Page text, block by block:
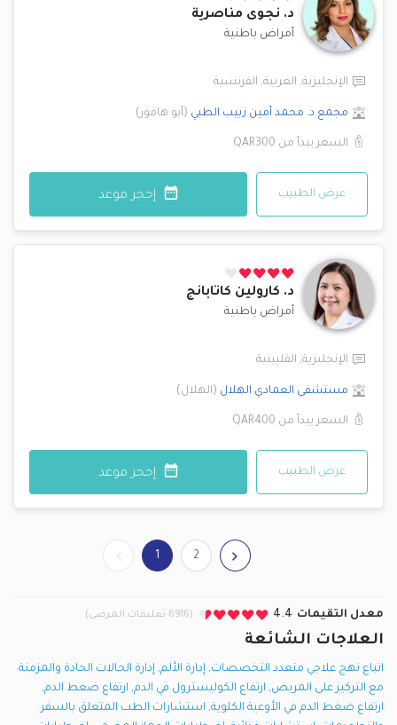
د. نجوى مناصرية
أمراض باطنية
الإنجليزية, العربية, الفرنسية
مجمع د. محمد أمين زبيب الطبي (أبو هامور)
السعر يبدأ من QAR300
عرض الطبيب إحجز موعد
د. كارولين كاتابانج
أمراض باطنية
الإنجليزية, الفلبينية
مستشفى العمادي الهلال (الهلال)
السعر يبدأ من QAR400
عرض الطبيب إحجز موعد
1 2
معدل التقيمات 4.4 (6916 تعليقات المرضى)
العلاجات الشائعة
اتباع نهج علاجي متعدد التخصصات, إدارة الألم, إدارة الحالات الحادة والمزمنة
مع التركيز على المريض, ارتفاع الكوليسترول في الدم, ارتفاع ضغط الدم,
ارتفاع ضغط الدم في الأوعية الكلوية, استشارات الطب المتعلق بالسفر